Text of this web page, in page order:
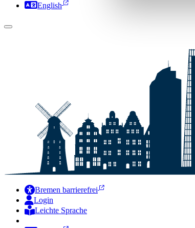
English
Bremen barrierefrei
Login
Leichte Sprache